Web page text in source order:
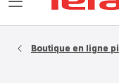
Ouvrir
Boutique en ligne